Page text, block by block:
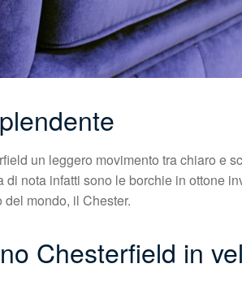
un leggero movimento tra chiaro e
nota infatti sono le borchie in ottone
mondo, il Chester.
Chesterfield in